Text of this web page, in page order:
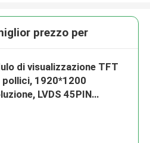
prezzo per
di visualizzazione TFT
pollici, 1920*1200
LVDS 45PIN